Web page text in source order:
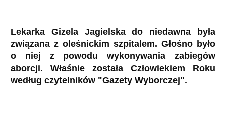
Lekarka Gizela Jagielska do niedawna była
związana z oleśnickim szpitalem. Głośno było
o niej z powodu wykonywania zabiegów
aborcji. Właśnie została Człowiekiem Roku
według czytelników "Gazety Wyborczej".